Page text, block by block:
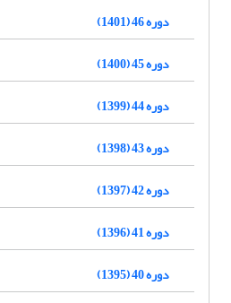
دوره 46 (1401)
دوره 45 (1400)
دوره 44 (1399)
دوره 43 (1398)
دوره 42 (1397)
دوره 41 (1396)
دوره 40 (1395)